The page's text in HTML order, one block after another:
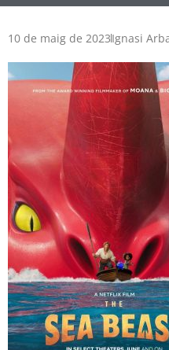
10 de maig de 2023Ignasi